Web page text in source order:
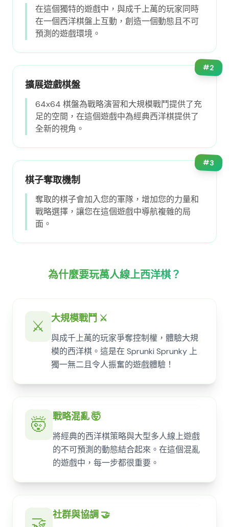
在這個獨特的遊戲中，與成千上萬的玩家同時
在一個西洋棋盤上互動，創造一個動態且不可
預測的遊戲環境。
#2
擴展遊戲棋盤
64x64 棋盤為戰略演習和大規模戰鬥提供了充
足的空間，在這個遊戲中為經典西洋棋提供了
全新的視角。
#3
棋子奪取機制
奪取的棋子會加入您的軍隊，增加您的力量和
戰略選擇，讓您在這個遊戲中導航複雜的局
面。
為什麼要玩萬人線上西洋棋？
⚔️ 大規模戰鬥 ⚔️
與成千上萬的玩家爭奪控制權，體驗大規
模的西洋棋。這是在 Sprunki Sprunky 上
獨一無二且令人振奮的遊戲體驗！
🤯 戰略混亂 🤯
將經典的西洋棋策略與大型多人線上遊戲
的不可預測的動態結合起來。在這個混亂
的遊戲中，每一步都很重要。
🤝 社群與協調 🤝